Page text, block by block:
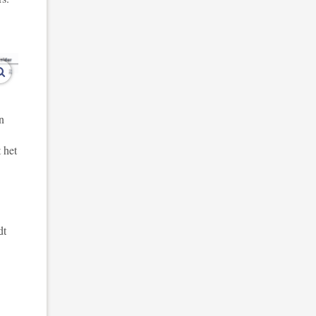
vergroot afbeeldingen
het